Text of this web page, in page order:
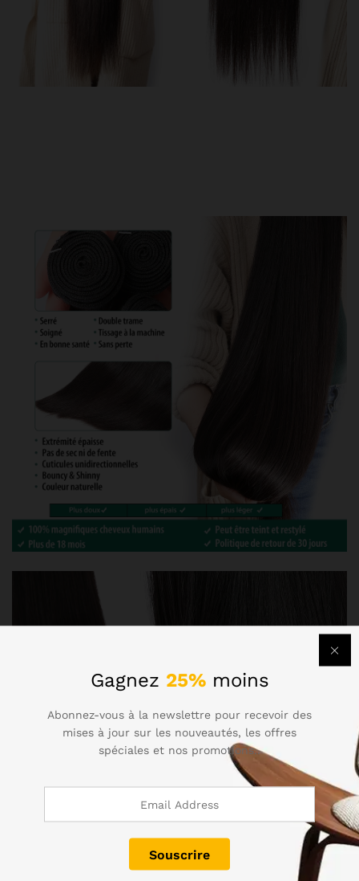
Gagnez 25% moins
Abonnez-vous à la newslettre pour recevoir des
mises à jour sur les nouveautés, les offres
spéciales et nos promotions..